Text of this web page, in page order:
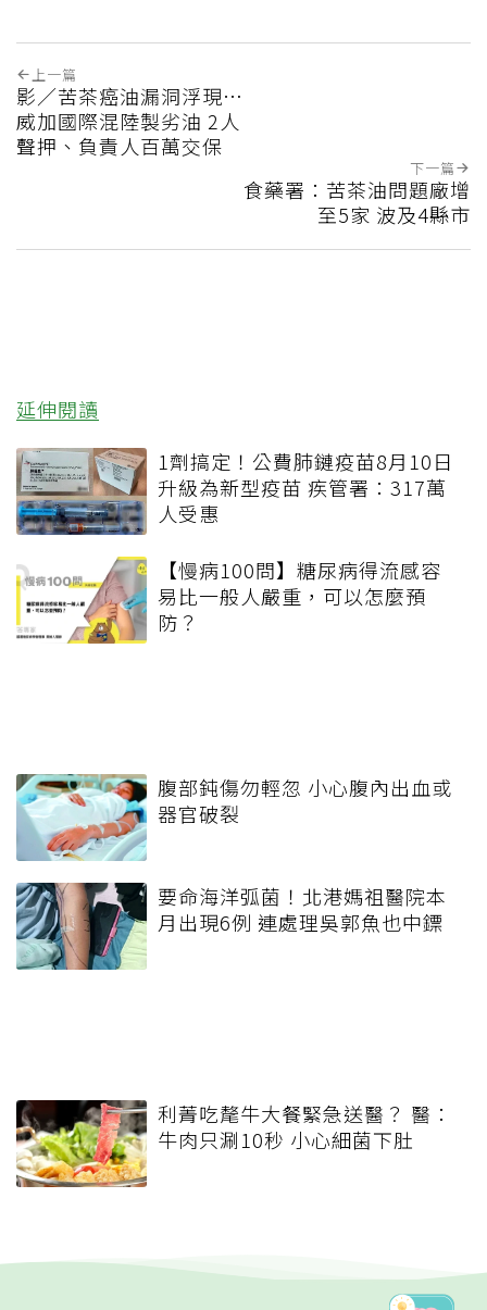
上一篇
影／苦茶癌油漏洞浮現…
威加國際混陸製劣油 2人
聲押、負責人百萬交保
下一篇
食藥署：苦茶油問題廠增
至5家 波及4縣市
延伸閱讀
1劑搞定！公費肺鏈疫苗8月10日
升級為新型疫苗 疾管署：317萬
人受惠
【慢病100問】糖尿病得流感容
易比一般人嚴重，可以怎麼預
防？
腹部鈍傷勿輕忽 小心腹內出血或
器官破裂
要命海洋弧菌！北港媽祖醫院本
月出現6例 連處理吳郭魚也中鏢
利菁吃氂牛大餐緊急送醫？ 醫：
牛肉只涮10秒 小心細菌下肚